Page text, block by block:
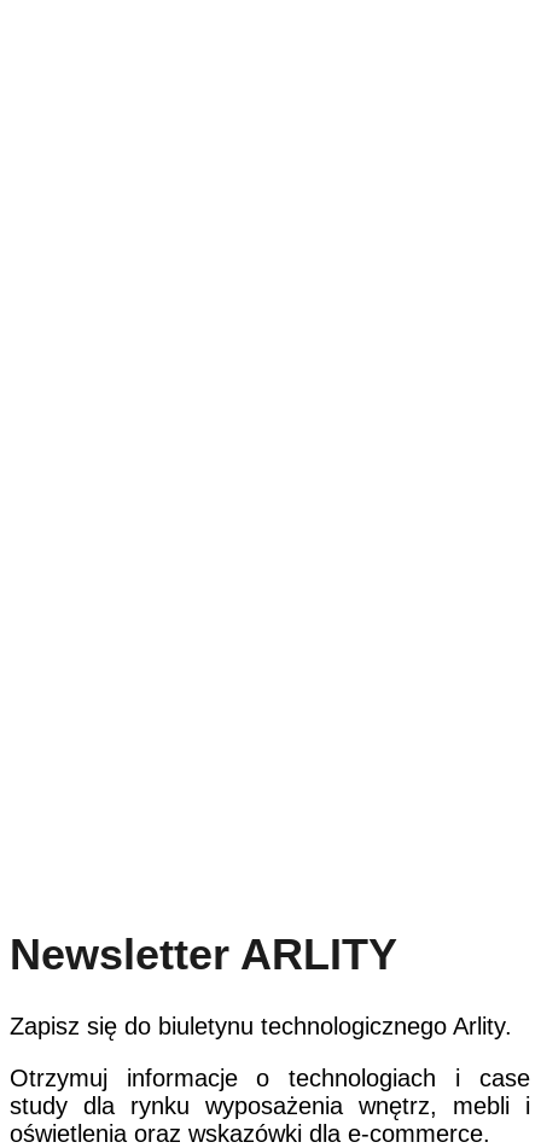
Newsletter ARLITY
Zapisz się do biuletynu technologicznego Arlity.
Otrzymuj informacje o technologiach i case
study dla rynku wyposażenia wnętrz, mebli i
oświetlenia oraz wskazówki dla e-commerce.